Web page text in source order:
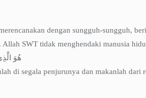
dengan sungguh-sungguh,
SWT tidak menghendaki manusia
هُوَ
di segala penjurunya dan makanlah dari